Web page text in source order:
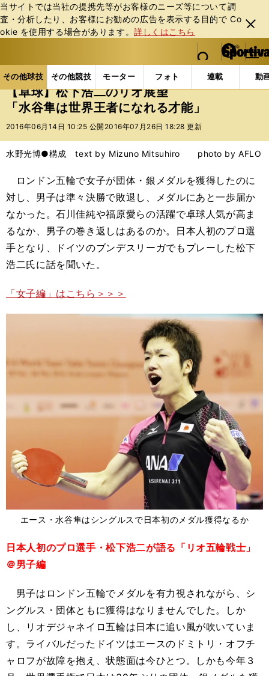
当サイトでは当社の提携先等がお客様のニーズ等について調
査・分析したり、お客様にお勧めの広告を表⽰する⽬的で Co
okie を使⽤する場合があります。詳しくはこちら
閉じ
る
web Sportiva (webスポルティーバ)
検索
マイペ
ー
ジ
メニュ
その他球技 その他競技 モーター フォト 連載 動
ス
ポ
ル
バ
その他球技の記事一覧 その他球技 【卓球】松下浩
【卓球】松下浩二のリオ展望
「水谷隼は世界王者になれる才能」
2016年06月14日 10:25 公開 2016年07月26日 18:28 更新
水野光博●構成 text by Mizuno Mitsuhiro photo by AFLO
ロンドン五輪で女子が団体・銀メダルを獲得したのに
対し、男子は準々決勝で敗退し、メダルにあと一歩届か
なかった。石川佳純や福原愛らの活躍で卓球人気が高ま
るなか、男子の巻き返しはあるのか。日本人初のプロ選
手となり、ドイツのブンデスリーガでもプレーした松下
浩二氏に話を聞いた。
「女子編」はこちら＞＞＞
エース・水谷隼はシングルスで日本初のメダル獲得なるか
日本人初のプロ選手・松下浩二が語る「リオ五輪戦士」
＠男子編
男子はロンドン五輪でメダルを有力視されながら、シ
ングルス・団体ともに獲得はなりませんでした。しか
し、リオデジャネイロ五輪は日本に追い風が吹いていま
す。ライバルだったドイツはエースのドミトリ・オフチ
ャロフが故障を抱え、状態面は今ひとつ。しかも今年３